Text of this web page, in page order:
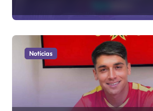
laborales
Noticias